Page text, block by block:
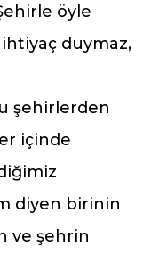
öyle
duymaz,
şehirlerden
içinde
diyen birinin
ve şehrin